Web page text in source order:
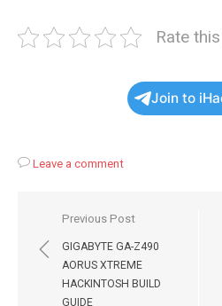
Rate
Join to
Leave a comment
Навигация
по
записям
Previous Post
GIGABYTE GA-Z490
AORUS XTREME
HACKINTOSH BUILD
GUIDE